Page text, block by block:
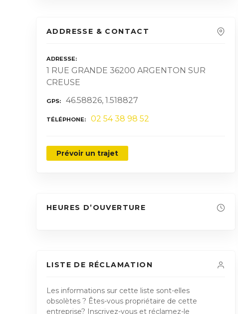
ADDRESSE & CONTACT
ADRESSE
1 RUE GRANDE 36200 ARGENTON SUR
CREUSE
GPS 46.58826, 1.518827
TÉLÉPHONE 02 54 38 98 52
Prévoir un trajet
HEURES D’OUVERTURE
LISTE DE RÉCLAMATION
Les informations sur cette liste sont-elles
obsolètes ? Êtes-vous propriétaire de cette
entreprise? Inscrivez-vous et réclamez-le